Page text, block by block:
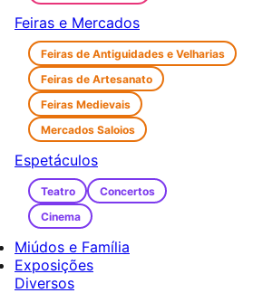
Feiras e Mercados
Feiras de Antiguidades e Velharias
Feiras de Artesanato
Feiras Medievais
Mercados Saloios
Espetáculos
Teatro
Concertos
Cinema
Miúdos e Família
Exposições
Diversos